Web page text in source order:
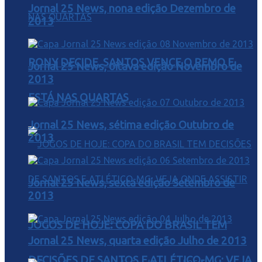
RONY DECIDE, SANTOS VENCE O REMO E
ESTÁ NAS QUARTAS
JOGOS DE HOJE: COPA DO BRASIL TEM
Jornal 25 News, nona edição Dezembro de
2013
Jornal 25 News, oitava edição Novembro de
2013
Jornal 25 News, sétima edição Outubro de
2013
Jornal 25 News, sexta edição Setembro de
2013
Jornal 25 News, quarta edição Julho de 2013